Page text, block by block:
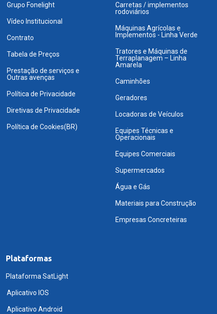
Grupo Fonelight
Vídeo Institucional
Contrato
Tabela de Preços
Prestação de serviços e
Outras avenças
Política de Privacidade
Diretivas de Privacidade
Política de Cookies(BR)
Carretas / implementos
rodoviários
Máquinas Agrícolas e
Implementos - Linha Verde
Tratores e Máquinas de
Terraplanagem – Linha
Amarela
Caminhões
Geradores
Locadoras de Veículos
Equipes Técnicas e
Operacionais
Equipes Comerciais
Supermercados
Água e Gás
Materiais para Construção
Empresas Concreteiras
Plataformas
Plataforma SatLight
Aplicativo IOS
Aplicativo Android